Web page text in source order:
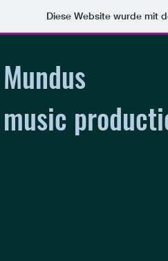
Diese Website wurde mit
Mundus
music